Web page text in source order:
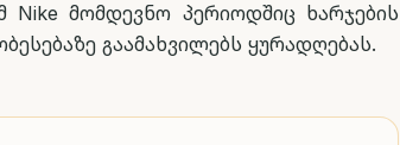
მომდევნო პერიოდშიც ხარჯების
გაამახვილებს ყურადღებას.